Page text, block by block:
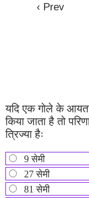
यदि एक गोले के
किया जाता है तो
त्रिज्या हैः
9 सेमी
27 सेमी
81 सेमी